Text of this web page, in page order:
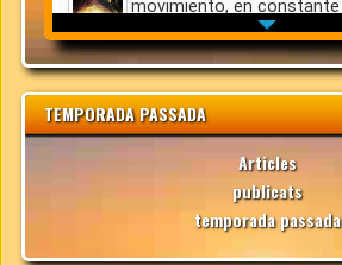
TEMPORADA PASSADA
Articles
publicats
temporada passada